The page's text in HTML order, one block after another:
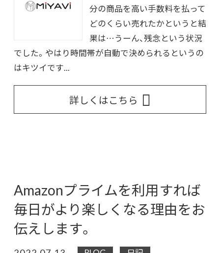
分の商品を高い手数料を払って
どのくらい売れたかというと結
果は…うーん、残念という状況
でした。やはり時間帯が自動で決められるというの
はキツイです...
詳しくはこちら
Amazonプライムを利用すれば
毎日がより楽しくなる理由をお
伝えします。